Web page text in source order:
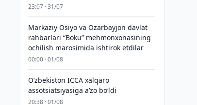
23:07 · 31/07
Markaziy Osiyo va Ozarbayjon davlat
rahbarlari “Boku” mehmonxonasining
ochilish marosimida ishtirok etdilar
00:00 · 01/08
O‘zbekiston ICCA xalqaro
assotsiatsiyasiga aʼzo bo‘ldi
20:38 · 01/08